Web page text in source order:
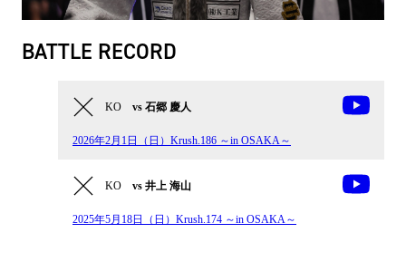
BATTLE RECORD
KO vs 石郷 慶人
2026年2月1日（日）Krush.186 ～in OSAKA～
KO vs 井上 海山
2025年5月18日（日）Krush.174 ～in OSAKA～